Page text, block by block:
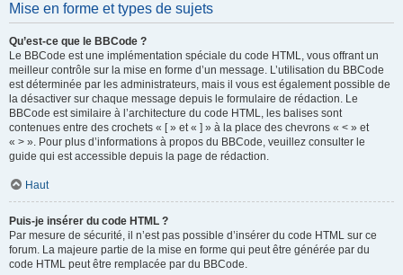
Mise en forme et types de sujets
Qu’est-ce que le BBCode ?
Le BBCode est une implémentation spéciale du code HTML, vous offrant un
meilleur contrôle sur la mise en forme d’un message. L’utilisation du BBCode
est déterminée par les administrateurs, mais il vous est également possible de
la désactiver sur chaque message depuis le formulaire de rédaction. Le
BBCode est similaire à l’architecture du code HTML, les balises sont
contenues entre des crochets « [ » et « ] » à la place des chevrons « < » et
« > ». Pour plus d’informations à propos du BBCode, veuillez consulter le
guide qui est accessible depuis la page de rédaction.
Haut
Puis-je insérer du code HTML ?
Par mesure de sécurité, il n’est pas possible d’insérer du code HTML sur ce
forum. La majeure partie de la mise en forme qui peut être générée par du
code HTML peut être remplacée par du BBCode.